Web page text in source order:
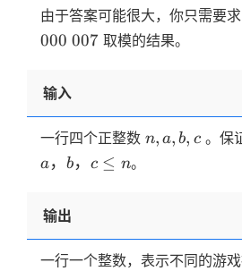
由于答案可能很大，你只需要
000 007
007 取模的结果。
输入
一行四个正整数 n,a,b,c
n, a, b, c。保
a， b， c ≤ n。
输出
一行一个整数，表示不同的游